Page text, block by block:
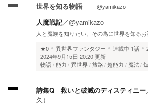
世界を知る物語 @yamikazo
人魔戦記／@yamikazo
人と魔族を知りたい、その為に世界を知るお
★0
異世界ファンタジー 連載中 1話
2024年9月15日 20:20 更新
物語 能力 異世界 旅路 超能力 魔法
詩集Q 救いと破滅のディスティニー
久）